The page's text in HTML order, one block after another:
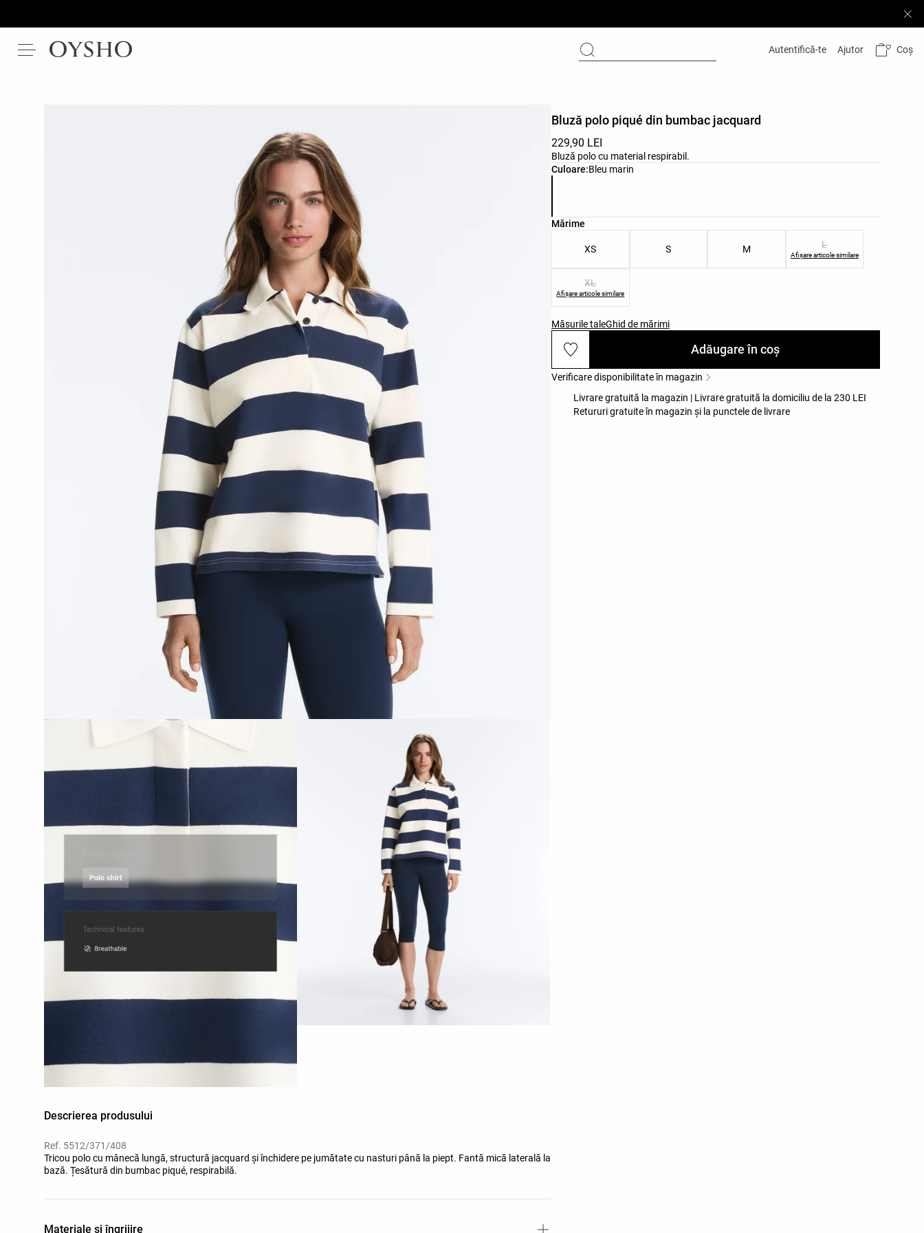
Autentifică-te Ajutor Coș
Descrierea produsului
Ref. 5512/371/408
Tricou polo cu mânecă lungă, structură jacquard și închidere pe jumătate cu nasturi până la piept. Fantă mică laterală la
bază. Țesătură din bumbac piqué, respirabilă.
Materiale și îngrijire
Culoare:Bleu marin
Lista de culori ale produsului
Bluză polo piqué din bumbac jacquard
229,90 LEI
Bluză polo cu material respirabil.
Mărime
Lista de mărimi ale produsului
XS S M L
Afișare articole similare
XL
Afișare articole similare
Măsurile taleGhid de mărimi
Adăugare în coș
Verificare disponibilitate în magazin
Livrare gratuită la magazin | Livrare gratuită la domiciliu de la 230 LEI
Retururi gratuite în magazin și la punctele de livrare